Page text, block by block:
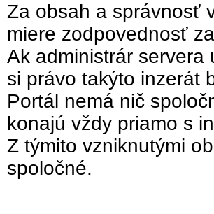
Za obsah a správnosť
miere zodpovednosť
Ak administrár
si právo takýto inzerát
Portál nemá nič
konajú vždy priamo s
Z týmito vzniknutými
spoločné.